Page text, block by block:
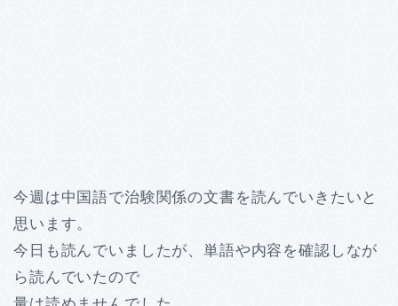
今週は中国語で治験関係の文書を読んでいきたいと
思います。
今日も読んでいましたが、単語や内容を確認しなが
ら読んでいたので